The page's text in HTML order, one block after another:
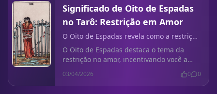
Significado de Oito de Espadas
no Tarô: Restrição em Amor
O Oito de Espadas revela como a restrição
pode impactar sua vida amorosa.
O Oito de Espadas destaca o tema da
restrição no amor, incentivando você a
estabelecer limites para recuperar sua
energia emocional.
03/04/2026 0 0